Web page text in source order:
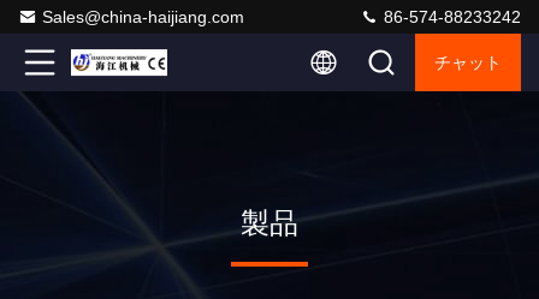
Sales@china-haijiang.com 86-574-88233242
チャット
製品